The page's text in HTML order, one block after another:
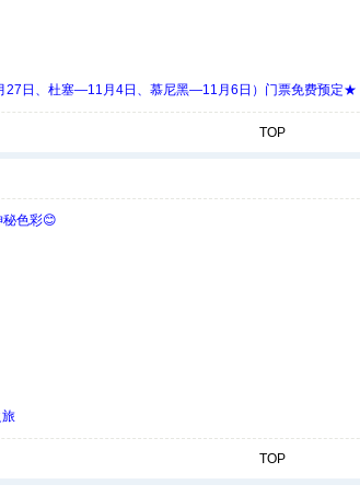
日、杜塞—11月4日、慕尼黑—11月6日）门票免费预定★
TOP
色彩😊
TOP